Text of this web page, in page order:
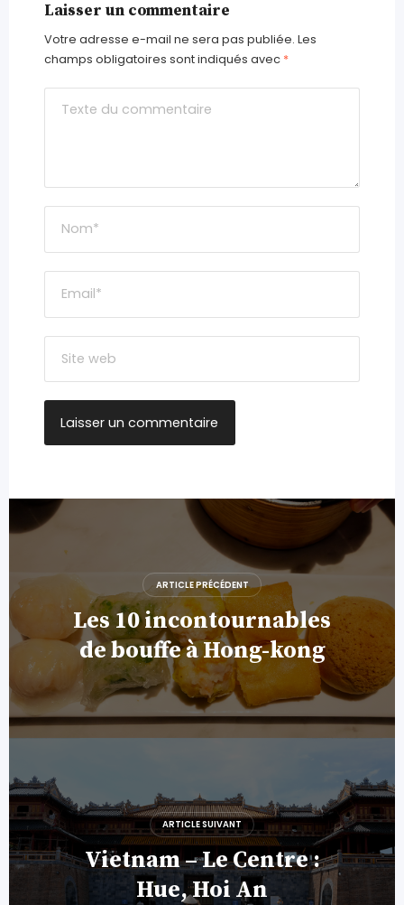
Laisser un commentaire
Votre adresse e-mail ne sera pas publiée. Les
champs obligatoires sont indiqués avec *
Navigation
l’article
ARTICLE PRÉCÉDENT
Les 10 incontournables
de bouffe à Hong-kong
ARTICLE SUIVANT
Vietnam – Le Centre :
Hue, Hoi An